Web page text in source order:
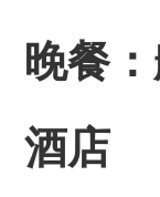
晚餐
酒店